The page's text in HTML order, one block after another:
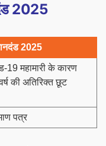
2025
2025
19 महामारी के कारण
की अतिरिक्त छूट
पत्र